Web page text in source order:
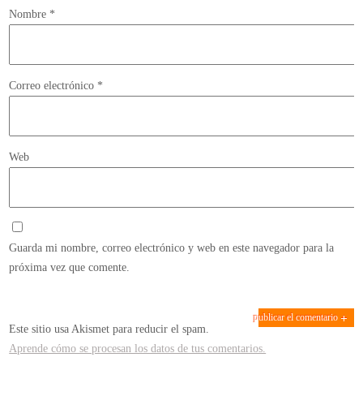
Nombre *
Correo electrónico *
Web
Guarda mi nombre, correo electrónico y web en este navegador para la
próxima vez que comente.
Este sitio usa Akismet para reducir el spam.
Aprende cómo se procesan los datos de tus comentarios.